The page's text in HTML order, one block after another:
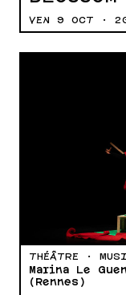
VEN 9 OCT ·
THÉÂTRE ·
Marina Le
(Rennes)